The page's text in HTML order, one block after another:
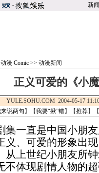
新闻
动漫 Comic >> 动漫新闻
正义可爱的《小
YULE.SOHU.COM 2004-05-17
说两句 】【我要“揪”错】【推荐】
一直是中国小朋友
义、可爱的形象出
从上世纪小朋友所
不体现剧情人物的